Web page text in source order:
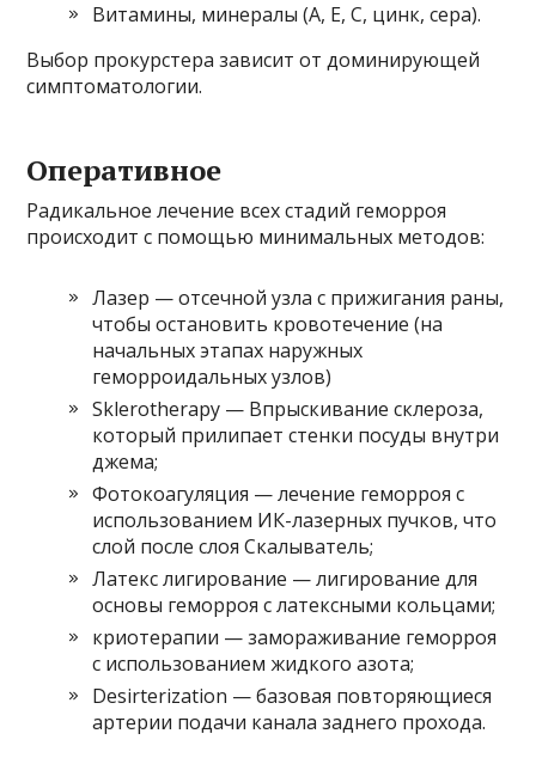
Витамины, минералы (A, E, C, цинк, сера).
Выбор прокурстера зависит от доминирующей
симптоматологии.
Оперативное
Радикальное лечение всех стадий геморроя
происходит с помощью минимальных методов:
Лазер — отсечной узла с прижигания раны,
чтобы остановить кровотечение (на
начальных этапах наружных
геморроидальных узлов)
Sklerotherapy — Впрыскивание склероза,
который прилипает стенки посуды внутри
джема;
Фотокоагуляция — лечение геморроя с
использованием ИК-лазерных пучков, что
слой после слоя Скалыватель;
Латекс лигирование — лигирование для
основы геморроя с латексными кольцами;
криотерапии — замораживание геморроя
с использованием жидкого азота;
Desirterization — базовая повторяющиеся
артерии подачи канала заднего прохода.